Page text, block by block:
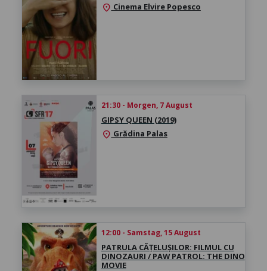
location_on Cinema Elvire Popesco
21:30 - Morgen, 7 August
GIPSY QUEEN (2019)
location_on Grădina Palas
12:00 - Samstag, 15 August
PATRULA CĂȚELUȘILOR: FILMUL CU
DINOZAURI / PAW PATROL: THE DINO
MOVIE